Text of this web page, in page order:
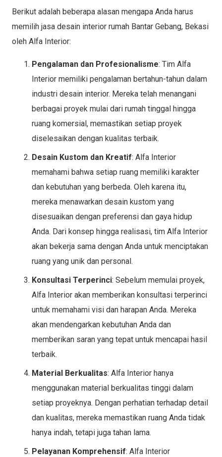
Berikut adalah beberapa alasan mengapa Anda harus
memilih jasa desain interior rumah Bantar Gebang, Bekasi
oleh Alfa Interior:
Pengalaman dan Profesionalisme: Tim Alfa
Interior memiliki pengalaman bertahun-tahun dalam
industri desain interior. Mereka telah menangani
berbagai proyek mulai dari rumah tinggal hingga
ruang komersial, memastikan setiap proyek
diselesaikan dengan kualitas terbaik.
Desain Kustom dan Kreatif: Alfa Interior
memahami bahwa setiap ruang memiliki karakter
dan kebutuhan yang berbeda. Oleh karena itu,
mereka menawarkan desain kustom yang
disesuaikan dengan preferensi dan gaya hidup
Anda. Dari konsep hingga realisasi, tim Alfa Interior
akan bekerja sama dengan Anda untuk menciptakan
ruang yang unik dan personal.
Konsultasi Terperinci: Sebelum memulai proyek,
Alfa Interior akan memberikan konsultasi terperinci
untuk memahami visi dan harapan Anda. Mereka
akan mendengarkan kebutuhan Anda dan
memberikan saran yang tepat untuk mencapai hasil
terbaik.
Material Berkualitas: Alfa Interior hanya
menggunakan material berkualitas tinggi dalam
setiap proyeknya. Dengan perhatian terhadap detail
dan kualitas, mereka memastikan ruang Anda tidak
hanya indah, tetapi juga tahan lama.
Pelayanan Komprehensif: Alfa Interior